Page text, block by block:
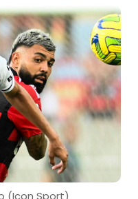
(Icon Sport)